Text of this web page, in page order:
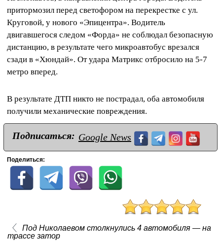
притормозил перед светофором на перекрестке с ул.
Круговой, у нового «Эпицентра». Водитель
двигавшегося следом «Форда» не соблюдал безопасную
дистанцию, в результате чего микроавтобус врезался
сзади в «Хюндай». От удара Матрикс отбросило на 5-7
метро вперед.
В результате ДТП никто не пострадал, оба автомобиля
получили механические повреждения.
Подписаться: Google News
Поделиться:
Под Николаевом столкнулись 4 автомобиля — на
трассе затор